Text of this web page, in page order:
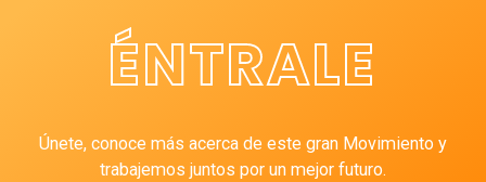
ÉNTRALE
Únete, conoce más acerca de este gran Movimiento y
trabajemos juntos por un mejor futuro.